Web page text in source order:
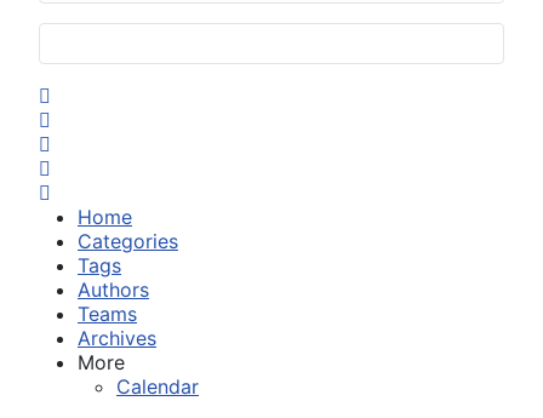
Selecteer de taal
Home
Categories
Tags
Authors
Teams
Archives
More
Calendar